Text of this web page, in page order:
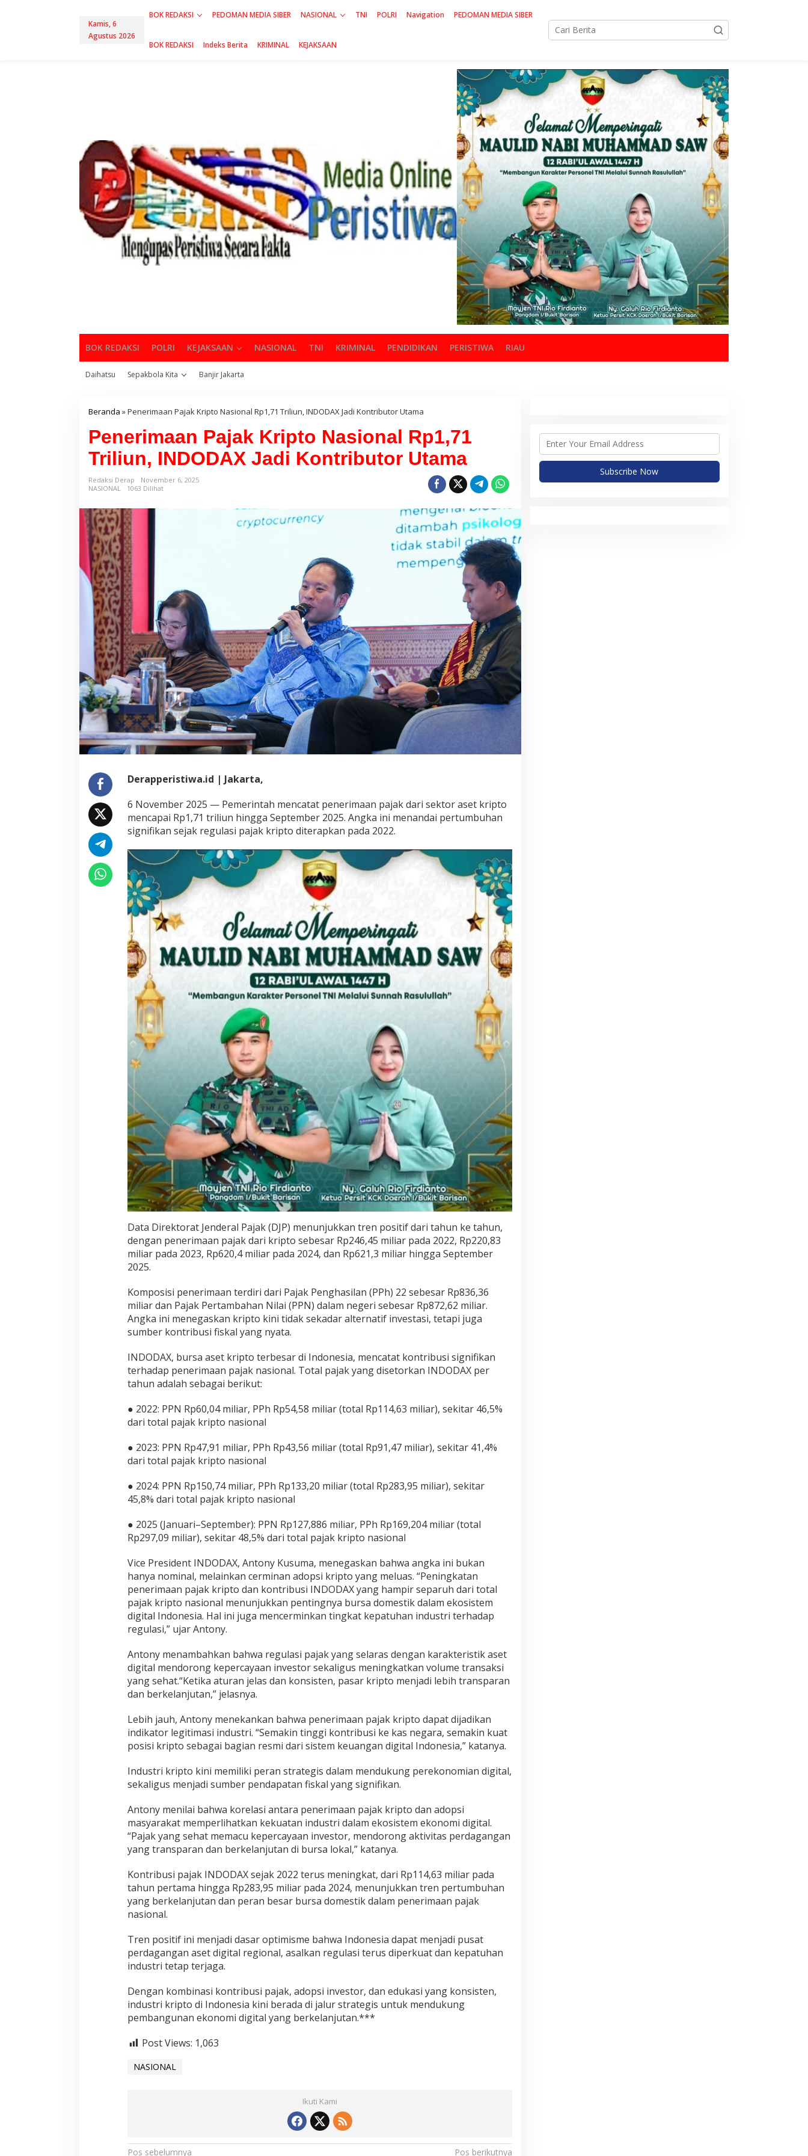
Kamis, 6
Agustus 2026
BOK REDAKSI PEDOMAN MEDIA SIBER NASIONAL TNI POLRI Navigation PEDOMAN MEDIA SIBER
BOK REDAKSI Indeks Berita KRIMINAL KEJAKSAAN
BOK REDAKSI POLRI KEJAKSAAN NASIONAL TNI KRIMINAL PENDIDIKAN PERISTIWA RIAU
Daihatsu Sepakbola Kita Banjir Jakarta
Beranda »Penerimaan Pajak Kripto Nasional Rp1,71 Triliun, INDODAX Jadi Kontributor Utama
Penerimaan Pajak Kripto Nasional Rp1,71
Triliun, INDODAX Jadi Kontributor Utama
Redaksi Derap
November 6, 2025
NASIONAL
1063 Dilihat
Derapperistiwa.id | Jakarta,
6 November 2025 — Pemerintah mencatat penerimaan pajak dari sektor aset kripto
mencapai Rp1,71 triliun hingga September 2025. Angka ini menandai pertumbuhan
signifikan sejak regulasi pajak kripto diterapkan pada 2022.
Data Direktorat Jenderal Pajak (DJP) menunjukkan tren positif dari tahun ke tahun,
dengan penerimaan pajak dari kripto sebesar Rp246,45 miliar pada 2022, Rp220,83
miliar pada 2023, Rp620,4 miliar pada 2024, dan Rp621,3 miliar hingga September
2025.
Komposisi penerimaan terdiri dari Pajak Penghasilan (PPh) 22 sebesar Rp836,36
miliar dan Pajak Pertambahan Nilai (PPN) dalam negeri sebesar Rp872,62 miliar.
Angka ini menegaskan kripto kini tidak sekadar alternatif investasi, tetapi juga
sumber kontribusi fiskal yang nyata.
INDODAX, bursa aset kripto terbesar di Indonesia, mencatat kontribusi signifikan
terhadap penerimaan pajak nasional. Total pajak yang disetorkan INDODAX per
tahun adalah sebagai berikut:
● 2022: PPN Rp60,04 miliar, PPh Rp54,58 miliar (total Rp114,63 miliar), sekitar 46,5%
dari total pajak kripto nasional
● 2023: PPN Rp47,91 miliar, PPh Rp43,56 miliar (total Rp91,47 miliar), sekitar 41,4%
dari total pajak kripto nasional
● 2024: PPN Rp150,74 miliar, PPh Rp133,20 miliar (total Rp283,95 miliar), sekitar
45,8% dari total pajak kripto nasional
● 2025 (Januari–September): PPN Rp127,886 miliar, PPh Rp169,204 miliar (total
Rp297,09 miliar), sekitar 48,5% dari total pajak kripto nasional
Vice President INDODAX, Antony Kusuma, menegaskan bahwa angka ini bukan
hanya nominal, melainkan cerminan adopsi kripto yang meluas. “Peningkatan
penerimaan pajak kripto dan kontribusi INDODAX yang hampir separuh dari total
pajak kripto nasional menunjukkan pentingnya bursa domestik dalam ekosistem
digital Indonesia. Hal ini juga mencerminkan tingkat kepatuhan industri terhadap
regulasi,” ujar Antony.
Antony menambahkan bahwa regulasi pajak yang selaras dengan karakteristik aset
digital mendorong kepercayaan investor sekaligus meningkatkan volume transaksi
yang sehat.“Ketika aturan jelas dan konsisten, pasar kripto menjadi lebih transparan
dan berkelanjutan,” jelasnya.
Lebih jauh, Antony menekankan bahwa penerimaan pajak kripto dapat dijadikan
indikator legitimasi industri. “Semakin tinggi kontribusi ke kas negara, semakin kuat
posisi kripto sebagai bagian resmi dari sistem keuangan digital Indonesia,” katanya.
Industri kripto kini memiliki peran strategis dalam mendukung perekonomian digital,
sekaligus menjadi sumber pendapatan fiskal yang signifikan.
Antony menilai bahwa korelasi antara penerimaan pajak kripto dan adopsi
masyarakat memperlihatkan kekuatan industri dalam ekosistem ekonomi digital.
“Pajak yang sehat memacu kepercayaan investor, mendorong aktivitas perdagangan
yang transparan dan berkelanjutan di bursa lokal,” katanya.
Kontribusi pajak INDODAX sejak 2022 terus meningkat, dari Rp114,63 miliar pada
tahun pertama hingga Rp283,95 miliar pada 2024, menunjukkan tren pertumbuhan
yang berkelanjutan dan peran besar bursa domestik dalam penerimaan pajak
nasional.
Tren positif ini menjadi dasar optimisme bahwa Indonesia dapat menjadi pusat
perdagangan aset digital regional, asalkan regulasi terus diperkuat dan kepatuhan
industri tetap terjaga.
Dengan kombinasi kontribusi pajak, adopsi investor, dan edukasi yang konsisten,
industri kripto di Indonesia kini berada di jalur strategis untuk mendukung
pembangunan ekonomi digital yang berkelanjutan.***
Post Views: 1,063
NASIONAL
Ikuti Kami
Pos sebelumnya Pos berikutnya